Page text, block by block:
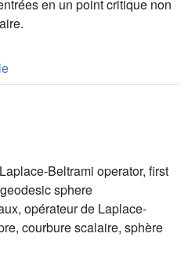
en un point critique non
Beltrami operator, first
sphere
opérateur de Laplace-
courbure scalaire, sphère